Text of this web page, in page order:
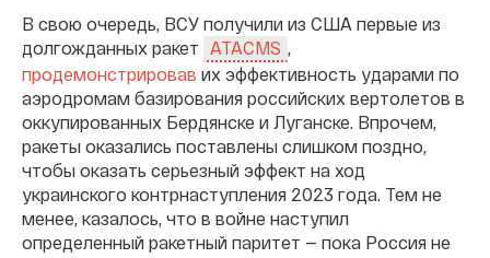
В свою очередь, ВСУ получили из США первые из
долгожданных ракет ATACMS
продемонстрировав их эффективность ударами по
аэродромам базирования российских вертолетов в
оккупированных Бердянске и Луганске. Впрочем,
ракеты оказались поставлены слишком поздно,
чтобы оказать серьезный эффект на ход
украинского контрнаступления 2023 года. Тем не
менее, казалось, что в войне наступил
определенный ракетный паритет — пока Россия не